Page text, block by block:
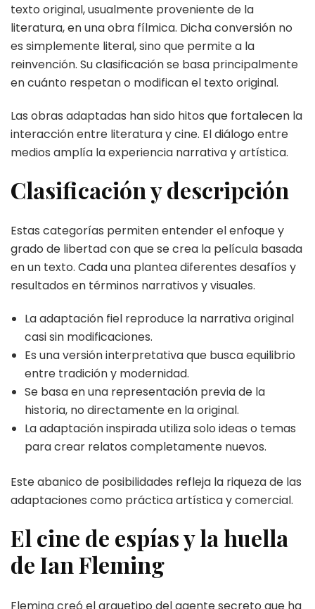
texto original, usualmente proveniente de la
literatura, en una obra fílmica. Dicha conversión no
es simplemente literal, sino que permite a la
reinvención. Su clasificación se basa principalmente
en cuánto respetan o modifican el texto original.
Las obras adaptadas han sido hitos que fortalecen la
interacción entre literatura y cine. El diálogo entre
medios amplía la experiencia narrativa y artística.
Clasificación y descripción
Estas categorías permiten entender el enfoque y
grado de libertad con que se crea la película basada
en un texto. Cada una plantea diferentes desafíos y
resultados en términos narrativos y visuales.
La adaptación fiel reproduce la narrativa original
casi sin modificaciones.
Es una versión interpretativa que busca equilibrio
entre tradición y modernidad.
Se basa en una representación previa de la
historia, no directamente en la original.
La adaptación inspirada utiliza solo ideas o temas
para crear relatos completamente nuevos.
Este abanico de posibilidades refleja la riqueza de las
adaptaciones como práctica artística y comercial.
El cine de espías y la huella
de Ian Fleming